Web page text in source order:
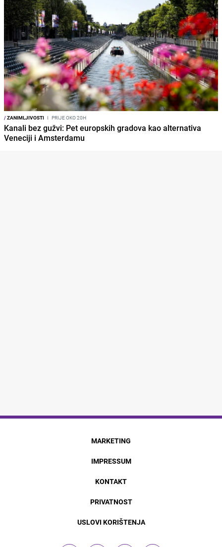
/ZANIMLJIVOSTI I PRIJE OKO 20H
Kanali bez gužvi: Pet europskih gradova kao alternativa
Veneciji i Amsterdamu
MARKETING
IMPRESSUM
KONTAKT
PRIVATNOST
USLOVI KORIŠTENJA